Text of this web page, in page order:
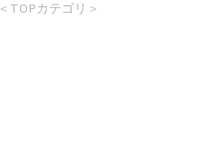
＜TOPカテゴリ＞